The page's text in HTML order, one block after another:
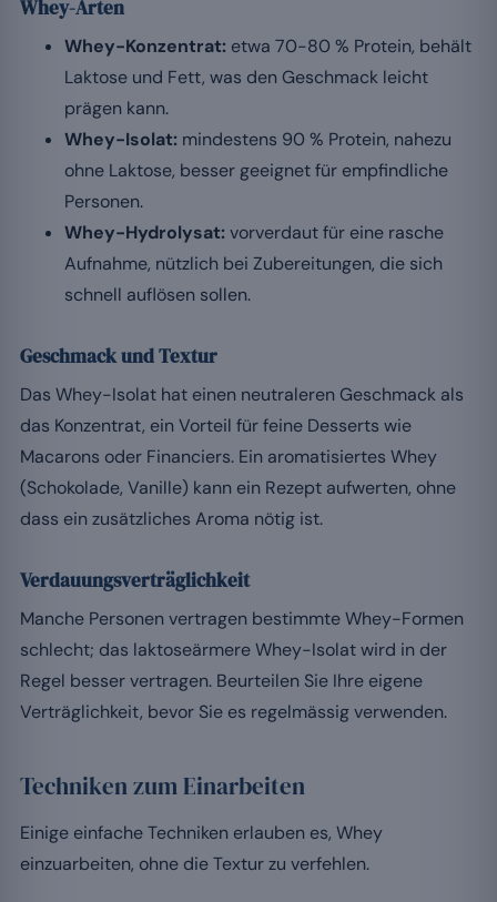
Whey-Arten
Whey-Konzentrat: etwa 70-80 % Protein, behält
Laktose und Fett, was den Geschmack leicht
prägen kann.
Whey-Isolat: mindestens 90 % Protein, nahezu
ohne Laktose, besser geeignet für empfindliche
Personen.
Whey-Hydrolysat:vorverdaut für eine rasche
Aufnahme, nützlich bei Zubereitungen, die sich
schnell auflösen sollen.
Geschmack und Textur
Das Whey-Isolat hat einen neutraleren Geschmack als
das Konzentrat, ein Vorteil für feine Desserts wie
Macarons oder Financiers. Ein aromatisiertes Whey
(Schokolade, Vanille) kann ein Rezept aufwerten, ohne
dass ein zusätzliches Aroma nötig ist.
Verdauungsverträglichkeit
Manche Personen vertragen bestimmte Whey-Formen
schlecht; das laktoseärmere Whey-Isolat wird in der
Regel besser vertragen. Beurteilen Sie Ihre eigene
Verträglichkeit, bevor Sie es regelmässig verwenden.
Techniken zum Einarbeiten
Einige einfache Techniken erlauben es, Whey
einzuarbeiten, ohne die Textur zu verfehlen.